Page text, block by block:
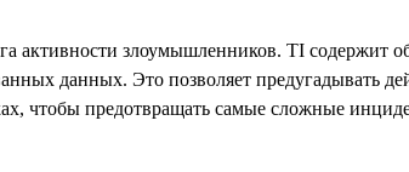
активности злоумышленников. TI содержит
данных. Это позволяет предугадывать
чтобы предотвращать самые сложные